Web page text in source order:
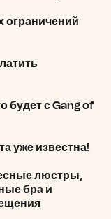
ограничений
будет с Gang of
уже известна!
люстры,
бра и